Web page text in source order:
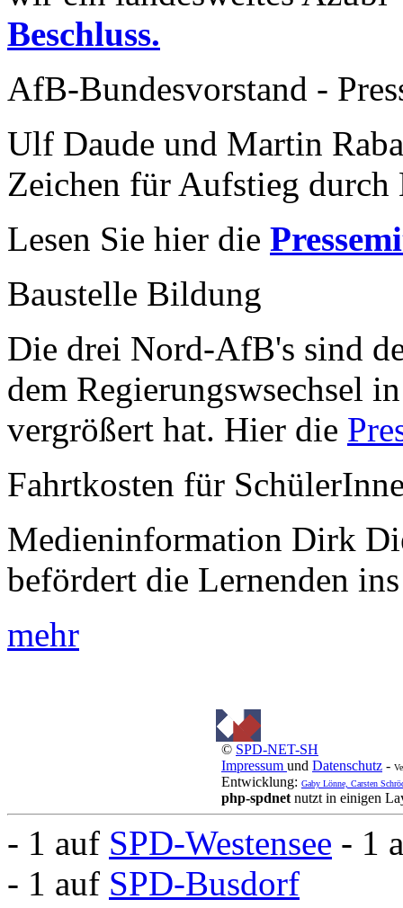
Beschluss.
AfB-Bundesvorstand -
Ulf Daude und Martin
Zeichen für Aufstieg durch
Lesen Sie hier die
Baustelle Bildung
Die drei Nord-AfB's sind
dem Regierungswsechsel
vergrößert hat. Hier die
Fahrtkosten für
Medieninformation Dirk
befördert die Lernenden
mehr
© SPD-NET-SH
Impressum und Datenschutz -
Entwicklung: Gaby Lönne, Carsten
php-spdnet nutzt in einigen
- 1 auf SPD-Westensee - 1
- 1 auf SPD-Busdorf